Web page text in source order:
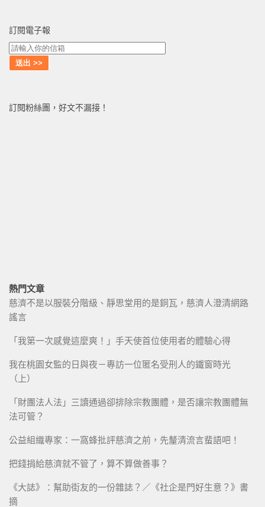
訂閱電子報
訂閱粉絲團，好文不漏接！
熱門文章
慈濟不是以服裝分階級、靜思堂用的是銅瓦，慈濟人澄清網路
謠言
「我第一次感覺這麼爽！」手天使首位使用者的體驗心得
我在桃園女監的日與夜－專訪一位匿名受刑人的鐵窗時光
（上）
「財團法人法」三讀通過卻排除宗教團體，是否讓宗教團體無
法可管？
公益組織專家：一窩蜂批評慈濟之前，先釐清流言蜚語吧！
把錢捐給慈濟就不管了，算不算做善事？
《大誌》：幫助街友的一份雜誌？／《社企是門好生意？》書
摘